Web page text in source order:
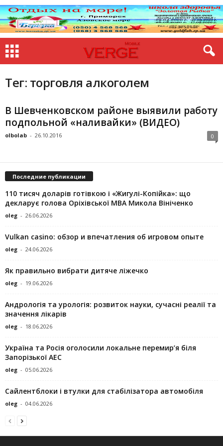
Тег: торговля алкоголем
В Шевченковском районе выявили работу
подпольной «наливайки» (ВИДЕО)
olbolab - 26.10.2016 0
Последние публикации
110 тисяч доларів готівкою і «Жигулі-Копійка»: що
декларує голова Оріхівської МВА Микола Вініченко
oleg - 26.06.2026
Vulkan casino: обзор и впечатления об игровом опыте
oleg - 24.06.2026
Як правильно вибрати дитяче ліжечко
oleg - 19.06.2026
Андрологія та урологія: розвиток науки, сучасні реалії та
значення лікарів
oleg - 18.06.2026
Україна та Росія оголосили локальне перемир’я біля
Запорізької АЕС
oleg - 05.06.2026
Сайлентблоки і втулки для стабілізатора автомобіля
oleg - 04.06.2026